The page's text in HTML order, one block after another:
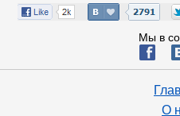
Мы в
ä
О